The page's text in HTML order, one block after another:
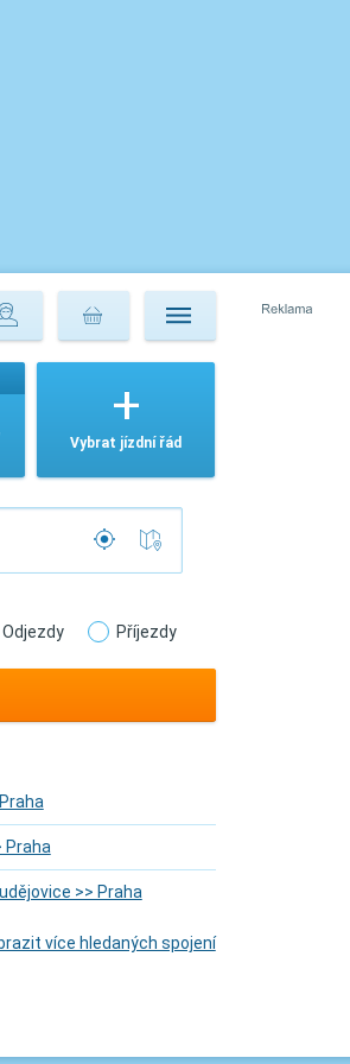
Vybrat jízdní řád
Odjezdy Příjezdy
Praha
>> Praha
více hledaných spojení